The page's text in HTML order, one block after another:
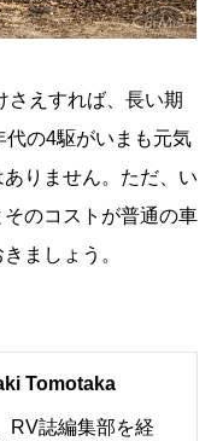
さえすれば、長い期
代の4駆がいまも元気
りません。ただ、い
のコストが普通の車
ましょう。
Tomotaka
RV誌編集部を経